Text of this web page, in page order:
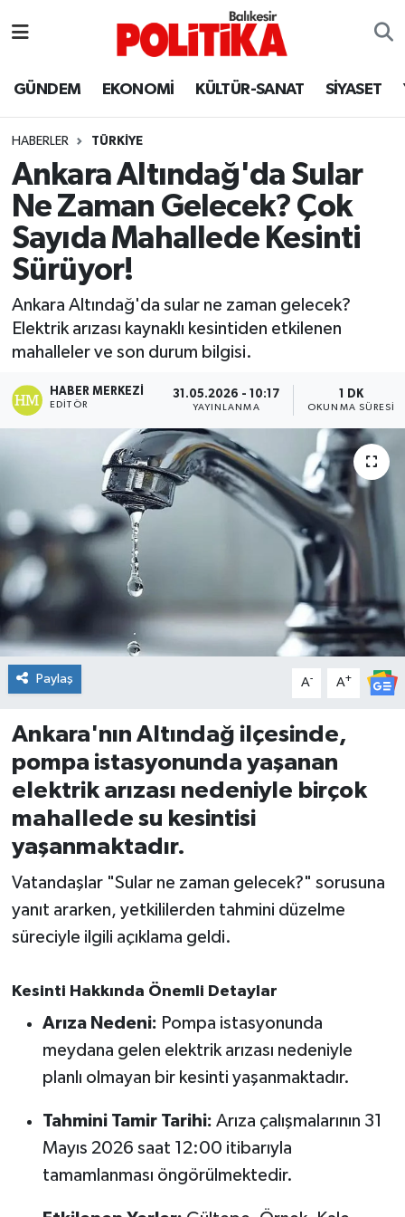
GÜNDEM EKONOMİ KÜLTÜR-SANAT SİYASET
HABERLER TÜRKİYE
Ankara Altındağ'da Sular
Ne Zaman Gelecek? Çok
Sayıda Mahallede Kesinti
Sürüyor!
Ankara Altındağ'da sular ne zaman gelecek?
Elektrik arızası kaynaklı kesintiden etkilenen
mahalleler ve son durum bilgisi.
HABER MERKEZI
EDITÖR
31.05.2026 - 10:17
YAYINLANMA
1 DK
OKUNMA SÜRESI
Paylaş A- A+
Ankara'nın Altındağ ilçesinde,
pompa istasyonunda yaşanan
elektrik arızası nedeniyle birçok
mahallede su kesintisi
yaşanmaktadır.
Vatandaşlar "Sular ne zaman gelecek?" sorusuna
yanıt ararken, yetkililerden tahmini düzelme
süreciyle ilgili açıklama geldi.
Kesinti Hakkında Önemli Detaylar
Arıza Nedeni: Pompa istasyonunda
meydana gelen elektrik arızası nedeniyle
planlı olmayan bir kesinti yaşanmaktadır.
Tahmini Tamir Tarihi: Arıza çalışmalarının 31
Mayıs 2026 saat 12:00 itibarıyla
tamamlanması öngörülmektedir.
Ayvalık
Balya
Bandırma
Bigadiç
BİYOGRAFİLER
Burhaniye
ÇEVRE
Dursunbey
Edremit
EĞİTİM
Erdek
Gönen
Havran
İvrindi
KENT GÜNDEMİ
Kepsut
KÜLTÜR-SANAT
MANŞET
Manyas
OLAY
Balıkesir Hava Durumu
Balıkesir Namaz Vakitleri
Balıkesir Trafik Yoğunluk Haritası
Süper Lig Puan Durumu ve Fikstür
Tüm Manşetler
Son Dakika Haberleri
Haber Arşivi